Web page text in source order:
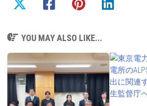
YOU MAY ALSO LIKE...